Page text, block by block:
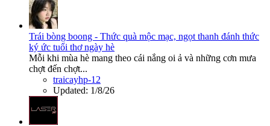
Trái bòng boong - Thức quà mộc mạc, ngọt thanh đánh thức
ký ức tuổi thơ ngày hè
Mỗi khi mùa hè mang theo cái nắng oi ả và những cơn mưa
chợt đến chợt...
traicayhp-12
Updated: 1/8/26